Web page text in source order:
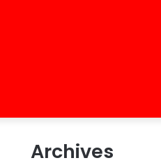
Archives